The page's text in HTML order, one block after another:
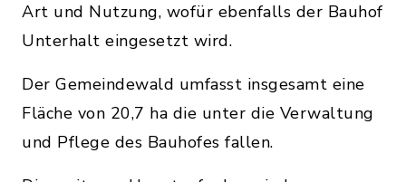
Art und Nutzung, wofür ebenfalls der Bauhof
Unterhalt eingesetzt wird.
Der Gemeindewald umfasst insgesamt eine
Fläche von 20,7 ha die unter die Verwaltung
und Pflege des Bauhofes fallen.